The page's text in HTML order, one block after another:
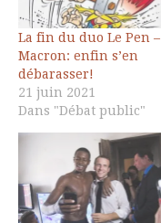
La fin du duo Le Pen –
Macron: enfin s’en
débarasser!
21 juin 2021
Dans "Débat public"